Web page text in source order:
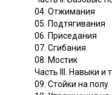
04. Отжимания
05. Подтягивания
06. Приседания
07. Сгибания
08. Мостик
Часть III. Навыки и
09. Стойки на полу